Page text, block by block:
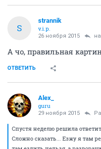
S
strannik
v.i.p.
26 ноября 2015
А чо, правильная
ОТВЕТИТЬ
Alex_
guru
29 ноября 2015
Спустя неделю решила
Сложно сказать... Езжу я там